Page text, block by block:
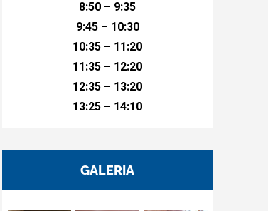
8:50 – 9:35
9:45 – 10:30
10:35 – 11:20
11:35 – 12:20
12:35 – 13:20
13:25 – 14:10
GALERIA